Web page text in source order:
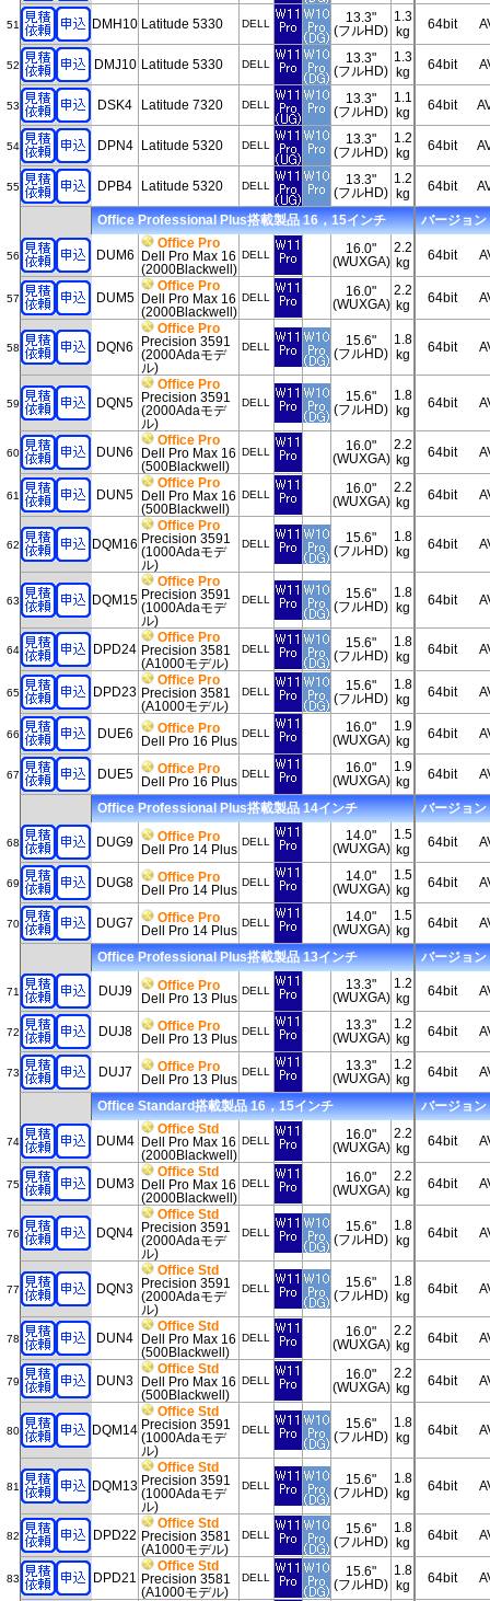
51 DMH10 Latitude 5330 DELL
13.3"
(フルHD)
1.3
kg
64bit
52 DMJ10 Latitude 5330 DELL
13.3"
(フルHD)
1.3
kg
64bit
53 DSK4 Latitude 7320 DELL
13.3"
(フルHD)
1.1
kg
64bit
54 DPN4 Latitude 5320 DELL
13.3"
(フルHD)
1.2
kg
64bit
55 DPB4 Latitude 5320 DELL
13.3"
(フルHD)
1.2
kg
64bit
Office Professional Plus搭載製品 16，15インチ バージョ
56 DUM6
Office Pro
Dell Pro Max 16
(2000Blackwell)
DELL
16.0"
(WUXGA)
2.2
kg
64bit
57 DUM5
Office Pro
Dell Pro Max 16
(2000Blackwell)
DELL
16.0"
(WUXGA)
2.2
kg
64bit
58 DQN6
Office Pro
Precision 3591
(2000Adaモデ
ル)
DELL
15.6"
(フルHD)
1.8
kg
64bit
59 DQN5
Office Pro
Precision 3591
(2000Adaモデ
ル)
DELL
15.6"
(フルHD)
1.8
kg
64bit
60 DUN6
Office Pro
Dell Pro Max 16
(500Blackwell)
DELL
16.0"
(WUXGA)
2.2
kg
64bit
61 DUN5
Office Pro
Dell Pro Max 16
(500Blackwell)
DELL
16.0"
(WUXGA)
2.2
kg
64bit
62 DQM16
Office Pro
Precision 3591
(1000Adaモデ
ル)
DELL
15.6"
(フルHD)
1.8
kg
64bit
63 DQM15
Office Pro
Precision 3591
(1000Adaモデ
ル)
DELL
15.6"
(フルHD)
1.8
kg
64bit
64 DPD24
Office Pro
Precision 3581
(A1000モデル)
DELL
15.6"
(フルHD)
1.8
kg
64bit
65 DPD23
Office Pro
Precision 3581
(A1000モデル)
DELL
15.6"
(フルHD)
1.8
kg
64bit
66 DUE6
Office Pro
Dell Pro 16 Plus
DELL
16.0"
(WUXGA)
1.9
kg
64bit
67 DUE5
Office Pro
Dell Pro 16 Plus
DELL
16.0"
(WUXGA)
1.9
kg
64bit
Office Professional Plus搭載製品 14インチ バージョ
68 DUG9
Office Pro
Dell Pro 14 Plus
DELL
14.0"
(WUXGA)
1.5
kg
64bit
69 DUG8
Office Pro
Dell Pro 14 Plus
DELL
14.0"
(WUXGA)
1.5
kg
64bit
70 DUG7
Office Pro
Dell Pro 14 Plus
DELL
14.0"
(WUXGA)
1.5
kg
64bit
Office Professional Plus搭載製品 13インチ バージョ
71 DUJ9
Office Pro
Dell Pro 13 Plus
DELL
13.3"
(WUXGA)
1.2
kg
64bit
72 DUJ8
Office Pro
Dell Pro 13 Plus
DELL
13.3"
(WUXGA)
1.2
kg
64bit
73 DUJ7
Office Pro
Dell Pro 13 Plus
DELL
13.3"
(WUXGA)
1.2
kg
64bit
Office Standard搭載製品 16，15インチ バージョ
74 DUM4
Office Std
Dell Pro Max 16
(2000Blackwell)
DELL
16.0"
(WUXGA)
2.2
kg
64bit
75 DUM3
Office Std
Dell Pro Max 16
(2000Blackwell)
DELL
16.0"
(WUXGA)
2.2
kg
64bit
76 DQN4
Office Std
Precision 3591
(2000Adaモデ
ル)
DELL
15.6"
(フルHD)
1.8
kg
64bit
77 DQN3
Office Std
Precision 3591
(2000Adaモデ
ル)
DELL
15.6"
(フルHD)
1.8
kg
64bit
78 DUN4
Office Std
Dell Pro Max 16
(500Blackwell)
DELL
16.0"
(WUXGA)
2.2
kg
64bit
79 DUN3
Office Std
Dell Pro Max 16
(500Blackwell)
DELL
16.0"
(WUXGA)
2.2
kg
64bit
80 DQM14
Office Std
Precision 3591
(1000Adaモデ
ル)
DELL
15.6"
(フルHD)
1.8
kg
64bit
81 DQM13
Office Std
Precision 3591
(1000Adaモデ
ル)
DELL
15.6"
(フルHD)
1.8
kg
64bit
82 DPD22
Office Std
Precision 3581
(A1000モデル)
DELL
15.6"
(フルHD)
1.8
kg
64bit
83 DPD21
Office Std
Precision 3581
(A1000モデル)
DELL
15.6"
(フルHD)
1.8
kg
64bit